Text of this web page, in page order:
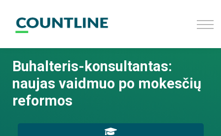
Buhalteris-konsultantas:
naujas vaidmuo po mokesčių
reformos